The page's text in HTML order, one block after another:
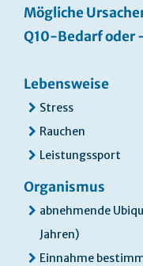
Mögliche
Q10-Bedarf oder
Lebensweise
Stress
Rauchen
Leistungssport
Organismus
abnehmende
Jahren)
Einnahme